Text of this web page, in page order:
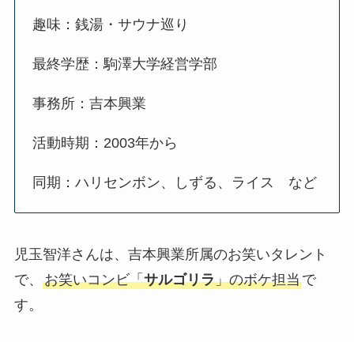
趣味：銭湯・サウナ巡り
最終学歴：駒澤大学経営学部
事務所：吉本興業
活動時期：2003年から
同期：ハリセンボン、しずる、ライス など
児玉智洋さんは、吉本興業所属のお笑いタレント
で、 お笑いコンビ「サルゴリラ」のボケ担当で
す。